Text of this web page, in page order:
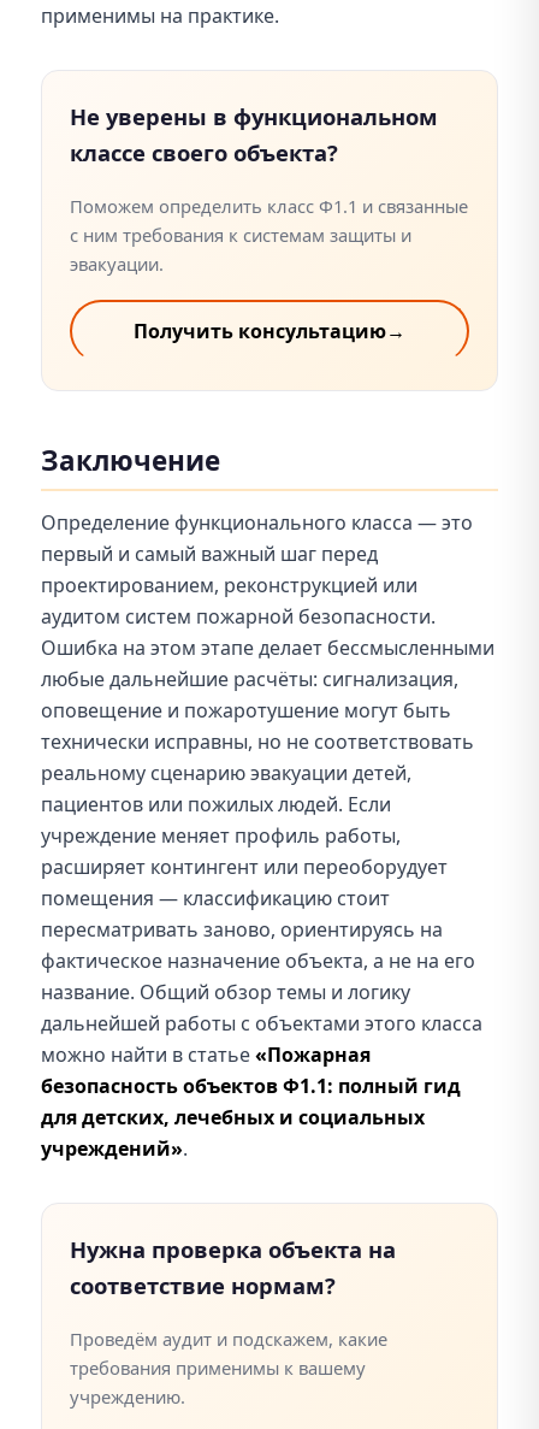
применимы на практике.
Не уверены в функциональном
классе своего объекта?
Поможем определить класс Ф1.1 и связанные
с ним требования к системам защиты и
эвакуации.
Получить консультацию→
Заключение
Определение функционального класса — это
первый и самый важный шаг перед
проектированием, реконструкцией или
аудитом систем пожарной безопасности.
Ошибка на этом этапе делает бессмысленными
любые дальнейшие расчёты: сигнализация,
оповещение и пожаротушение могут быть
технически исправны, но не соответствовать
реальному сценарию эвакуации детей,
пациентов или пожилых людей. Если
учреждение меняет профиль работы,
расширяет контингент или переоборудует
помещения — классификацию стоит
пересматривать заново, ориентируясь на
фактическое назначение объекта, а не на его
название. Общий обзор темы и логику
дальнейшей работы с объектами этого класса
можно найти в статье«Пожарная
безопасность объектов Ф1.1: полный гид
для детских, лечебных и социальных
учреждений».
Нужна проверка объекта на
соответствие нормам?
Проведём аудит и подскажем, какие
требования применимы к вашему
учреждению.